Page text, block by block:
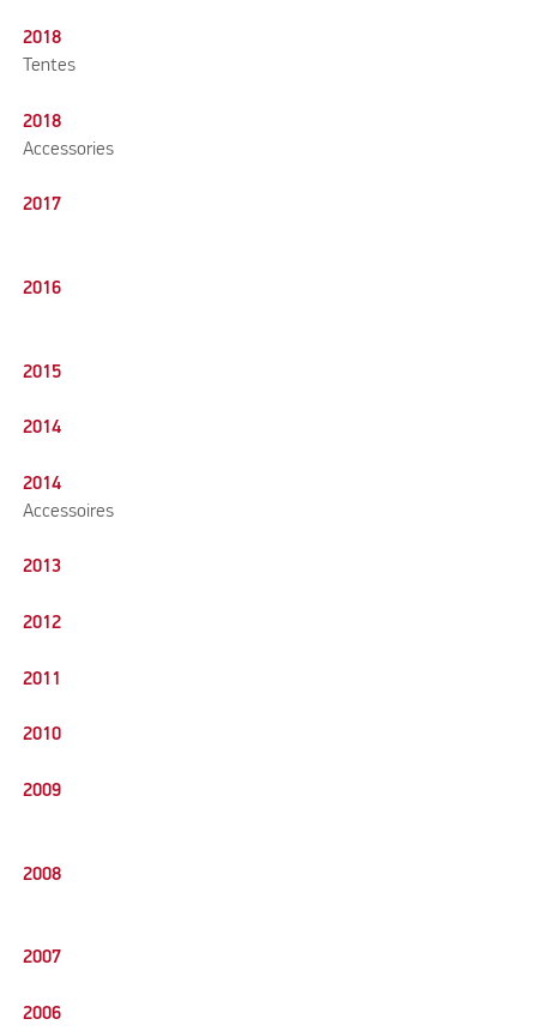
2018
Tentes
2018
Accessories
2017
2016
2015
2014
2014
Accessoires
2013
2012
2011
2010
2009
2008
2007
2006